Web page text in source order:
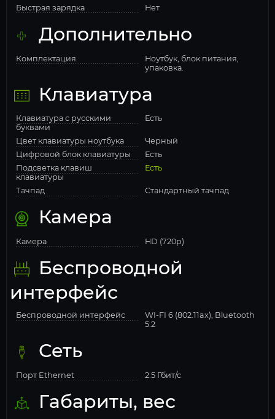
Быстрая зарядка Нет
Дополнительно
Комплектация:
Ноутбук, блок питания,
упаковка.
Клавиатура
Клавиатура с русскими
буквами
Есть
Цвет клавиатуры ноутбука
Черный
Цифровой блок клавиатуры
Есть
Подсветка клавиш
клавиатуры
Есть
Тачпад Стандартный тачпад
Камера
Камера HD (720p)
Беспроводной
интерфейс
Беспроводной интерфейс
WI-FI 6 (802.11ax), Bluetooth
5.2
Сеть
Порт Ethernet 2.5 Гбит/с
Габариты, вес